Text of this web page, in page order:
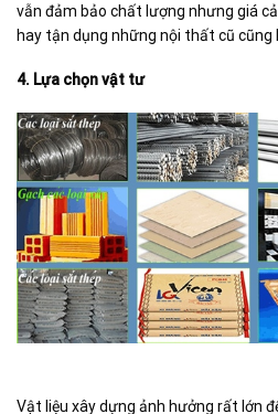
vẫn đảm bảo chất lượng nhưng giá
hay tận dụng những nội thất cũ cũng
4. Lựa chọn vật tư
Vật liệu xây dựng ảnh hưởng rất lớn